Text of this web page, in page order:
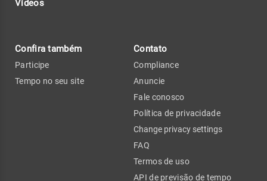
Vídeos
Confira também
Participe
Tempo no seu site
Contato
Compliance
Anuncie
Fale conosco
Política de privacidade
Change privacy settings
FAQ
Termos de uso
API de previsão de tempo